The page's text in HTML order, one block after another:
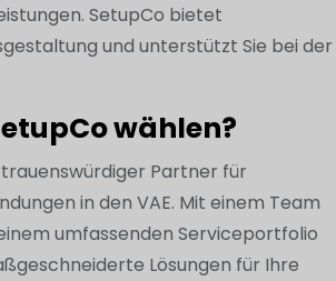
SetupCo bietet
und unterstützt Sie bei der
wählen?
Partner für
in den VAE. Mit einem Team
umfassenden Serviceportfolio
Lösungen für Ihre